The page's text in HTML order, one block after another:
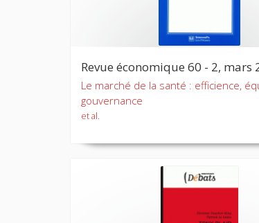
Revue économique 60 - 2, mars
Le marché de la santé : efficience,
gouvernance
et al.